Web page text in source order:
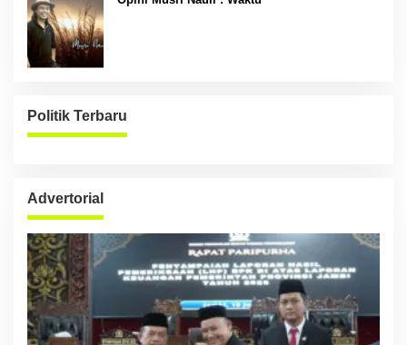
Politik Terbaru
Advertorial